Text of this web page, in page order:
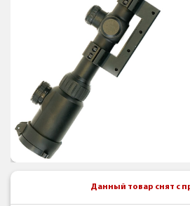
Данный товар снят с